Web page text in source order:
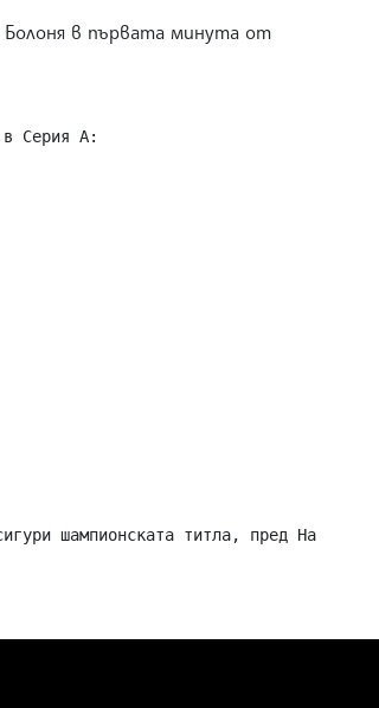
Болоня в първата минута от
в Серия А:
шампионската титла, пред